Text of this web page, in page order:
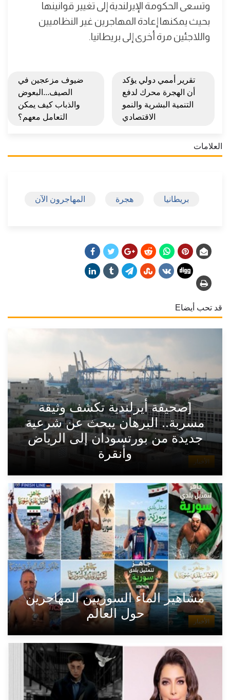
وتسعى الحكومة الإيرلندية إلى تغيير قوانينها
بحيث يمكنها إعادة المهاجرين غير النظاميين
واللاجئين مرة أخرى إلى بريطانيا.
تقرير أممي دولي يؤكد
أن الهجرة محرك لدفع
التنمية البشرية والنمو
الاقتصادي
ضيوف مزعجين في
الصيف...البعوض
والذباب كيف يمكن
التعامل معهم؟
العلامات
بريطانيا هجرة المهاجرون الآن
قد تحب أيضاE
الأخبار
[صحيفة أيرلندية تكشف وثيقة
مسربة.. البرهان يبحث عن شرعية
جديدة من بورتسودان إلى الرياض
وأنقرة
الأخبار
مشاهير الماء السوريين المهاجرين
حول العالم